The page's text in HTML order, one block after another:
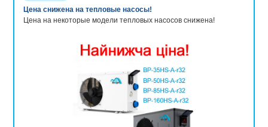
Цена снижена на тепловые насосы!
Цена на некоторые модели тепловых насосов снижена!